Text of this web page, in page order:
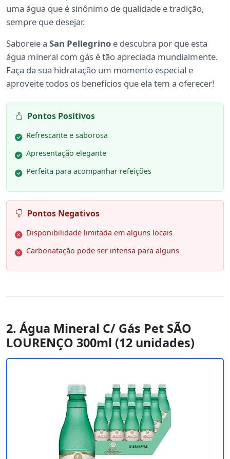
uma água que é sinônimo de qualidade e tradição,
sempre que desejar.
Saboreie a San Pellegrino e descubra por que esta
água mineral com gás é tão apreciada mundialmente.
Faça da sua hidratação um momento especial e
aproveite todos os benefícios que ela tem a oferecer!
Pontos Positivos
Refrescante e saborosa
Apresentação elegante
Perfeita para acompanhar refeições
Pontos Negativos
Disponibilidade limitada em alguns locais
Carbonatação pode ser intensa para alguns
2. Água Mineral C/ Gás Pet SÃO
LOURENÇO 300ml (12 unidades)